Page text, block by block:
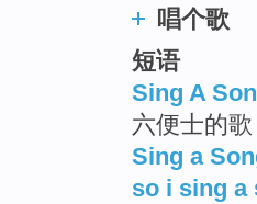
唱个歌
短语
Sing A
六便士的
Sing a
so i sing a